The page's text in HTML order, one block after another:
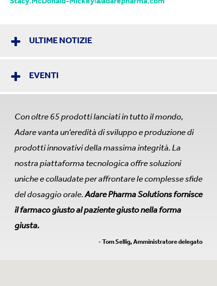
ULTIME NOTIZIE
EVENTI
Con oltre 65 prodotti lanciati in tutto il mondo,
Adare vanta un'eredità di sviluppo e produzione di
prodotti innovativi della massima integrità. La
nostra piattaforma tecnologica offre soluzioni
uniche e collaudate per affrontare le complesse sfide
del dosaggio orale.Adare Pharma Solutions fornisce
il farmaco giusto al paziente giusto nella forma
giusta.
- Tom Sellig, Amministratore delegato